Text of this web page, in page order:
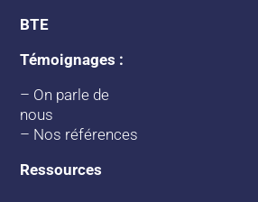
BTE
Témoignages :
– On parle de
nous
– Nos références
Ressources